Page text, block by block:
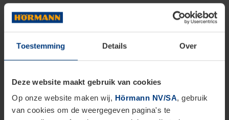
Toestemming Details Over
Deze website maakt gebruik van cookies
Op onze website maken wij, Hörmann NV/SA, gebruik
van cookies om de weergegeven pagina's te